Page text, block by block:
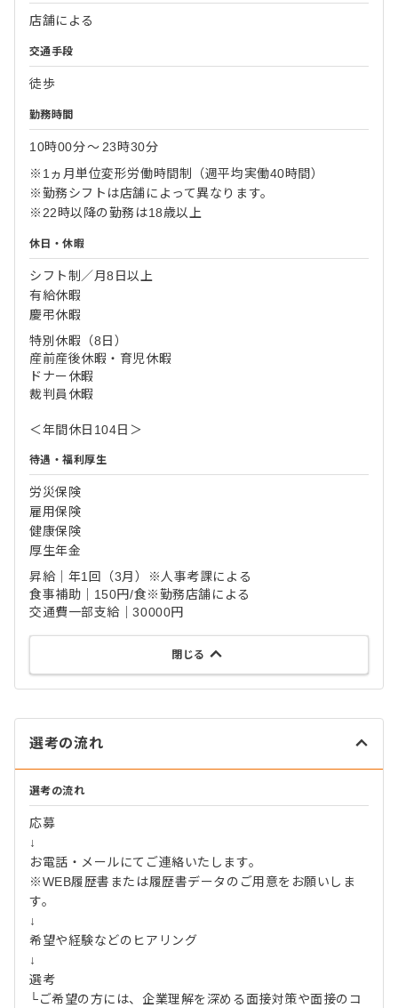
店舗による
交通手段
徒歩
勤務時間
10時00分〜23時30分
※1ヵ月単位変形労働時間制（週平均実働40時間）
※勤務シフトは店舗によって異なります。
※22時以降の勤務は18歳以上
休日・休暇
シフト制／月8日以上
有給休暇
慶弔休暇
特別休暇（8日）
産前産後休暇・育児休暇
ドナー休暇
裁判員休暇
＜年間休日104日＞
待遇・福利厚生
労災保険
雇用保険
健康保険
厚生年金
昇給｜年1回（3月）※人事考課による
食事補助｜150円/食※勤務店舗による
交通費一部支給｜30000円
閉じる
選考の流れ
選考の流れ
応募
↓
お電話・メールにてご連絡いたします。
※WEB履歴書または履歴書データのご用意をお願いしま
す。
↓
希望や経験などのヒアリング
↓
選考
└ご希望の方には、企業理解を深める面接対策や面接のコ